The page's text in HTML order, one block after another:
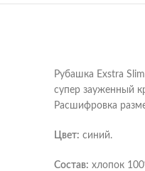
Рубашка Exstra
супер зауженный
Расшифровка
Цвет: синий.
Состав: хлопок